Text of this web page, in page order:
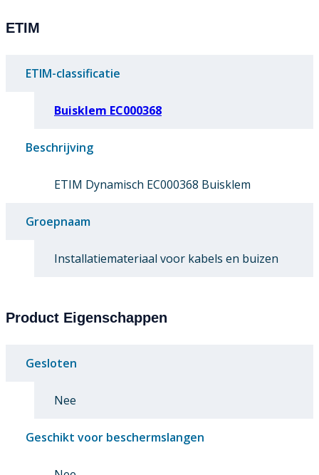
ETIM
ETIM-classificatie
Buisklem EC000368
Beschrijving
ETIM Dynamisch EC000368 Buisklem
Groepnaam
Installatiemateriaal voor kabels en buizen
Product Eigenschappen
Gesloten
Nee
Geschikt voor beschermslangen